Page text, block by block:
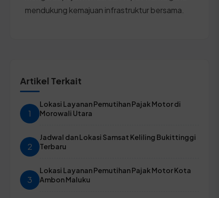
mendukung kemajuan infrastruktur bersama.
Artikel Terkait
1
Lokasi Layanan Pemutihan Pajak Motor di
Morowali Utara
2
Jadwal dan Lokasi Samsat Keliling Bukittinggi
Terbaru
3
Lokasi Layanan Pemutihan Pajak Motor Kota
Ambon Maluku